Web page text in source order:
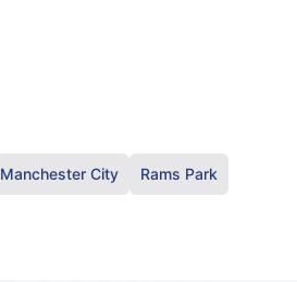
Manchester City Rams Park